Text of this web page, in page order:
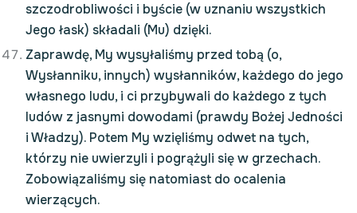
szczodrobliwości i byście (w uznaniu wszystkich
Jego łask) składali (Mu) dzięki.
Zaprawdę, My wysyłaliśmy przed tobą (o,
Wysłanniku, innych) wysłanników, każdego do jego
własnego ludu, i ci przybywali do każdego z tych
ludów z jasnymi dowodami (prawdy Bożej Jedności
i Władzy). Potem My wzięliśmy odwet na tych,
którzy nie uwierzyli i pogrążyli się w grzechach.
Zobowiązaliśmy się natomiast do ocalenia
wierzących.